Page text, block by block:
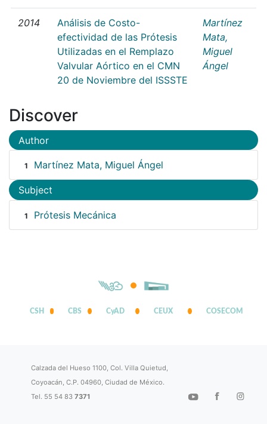
2014
Análisis de Costo-
efectividad de las Prótesis
Utilizadas en el Remplazo
Valvular Aórtico en el CMN
20 de Noviembre del ISSSTE
Martínez
Mata,
Miguel
Ángel
Discover
Author
1 Martínez Mata, Miguel Ángel
Subject
1 Prótesis Mecánica
CSH CBS CyAD CEUX COSECOM
Calzada del Hueso 1100, Col. Villa Quietud,
Coyoacán, C.P. 04960, Ciudad de México.
Tel. 55 54 837371